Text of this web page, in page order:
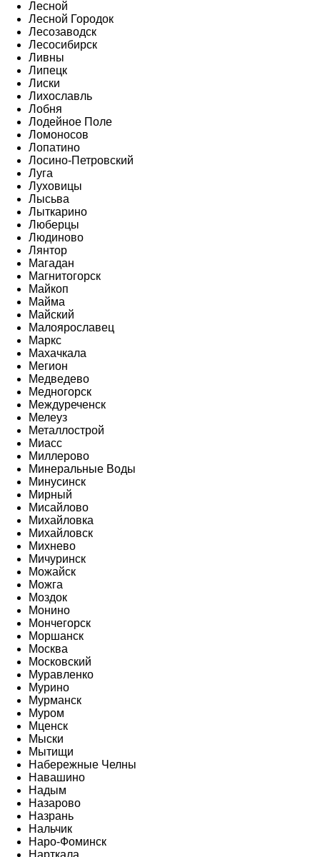
Лесной
Лесной Городок
Лесозаводск
Лесосибирск
Ливны
Липецк
Лиски
Лихославль
Лобня
Лодейное Поле
Ломоносов
Лопатино
Лосино-Петровский
Луга
Луховицы
Лысьва
Лыткарино
Люберцы
Людиново
Лянтор
Магадан
Магнитогорск
Майкоп
Майма
Майский
Малоярославец
Маркс
Махачкала
Мегион
Медведево
Медногорск
Междуреченск
Мелеуз
Металлострой
Миасс
Миллерово
Минеральные Воды
Минусинск
Мирный
Мисайлово
Михайловка
Михайловск
Михнево
Мичуринск
Можайск
Можга
Моздок
Монино
Мончегорск
Моршанск
Москва
Московский
Муравленко
Мурино
Мурманск
Муром
Мценск
Мыски
Мытищи
Набережные Челны
Навашино
Надым
Назарово
Назрань
Нальчик
Наро-Фоминск
Нарткала